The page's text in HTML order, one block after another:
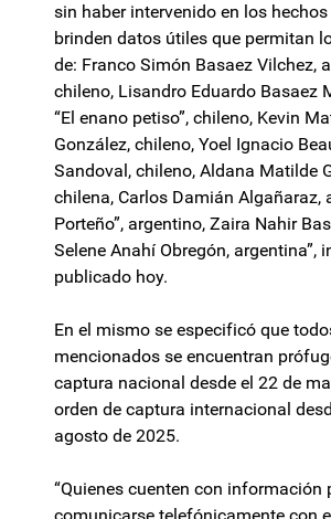
sin haber intervenido en los
brinden datos útiles que permitan
de: Franco Simón Basaez Vilchez,
chileno, Lisandro Eduardo Basaez
“El enano petiso”, chileno, Kevin
González, chileno, Yoel Ignacio
Sandoval, chileno, Aldana Matilde
chilena, Carlos Damián Algañaraz,
Porteño”, argentino, Zaira Nahir
Selene Anahí Obregón, argentina”,
publicado hoy.
En el mismo se especificó que
mencionados se encuentran
captura nacional desde el 22 de
orden de captura internacional
agosto de 2025.
“Quienes cuenten con información